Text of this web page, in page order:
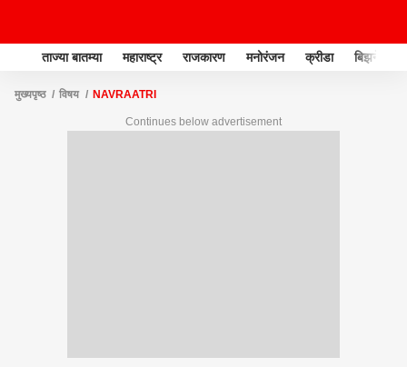
ताज्या बातम्या महाराष्ट्र राजकारण मनोरंजन क्रीडा बिझनेस
मुख्यपृष्ठ विषय NAVRAATRI
Continues below advertisement